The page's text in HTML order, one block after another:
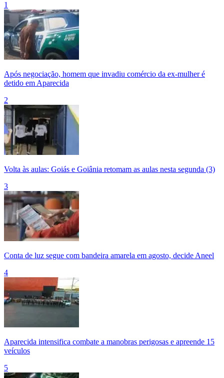
1
Após negociação, homem que invadiu comércio da ex-mulher é
detido em Aparecida
2
Volta às aulas: Goiás e Goiânia retomam as aulas nesta segunda (3)
3
Conta de luz segue com bandeira amarela em agosto, decide Aneel
4
Aparecida intensifica combate a manobras perigosas e apreende 15
veículos
5